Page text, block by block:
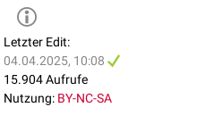
Letzter Edit:
04.04.2025, 10:08
15.904 Aufrufe
Nutzung: BY-NC-SA